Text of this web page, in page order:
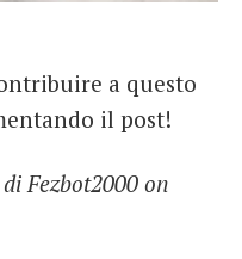
a questo
il post!
Fezbot2000 on